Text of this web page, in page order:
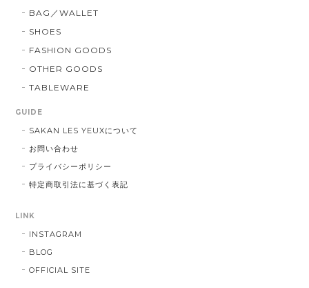
BAG／WALLET
SHOES
FASHION GOODS
OTHER GOODS
TABLEWARE
GUIDE
SAKAN LES YEUXについて
お問い合わせ
プライバシーポリシー
特定商取引法に基づく表記
LINK
INSTAGRAM
BLOG
OFFICIAL SITE